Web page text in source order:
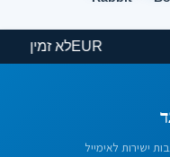
EURלא זמין
ישירות לאימייל